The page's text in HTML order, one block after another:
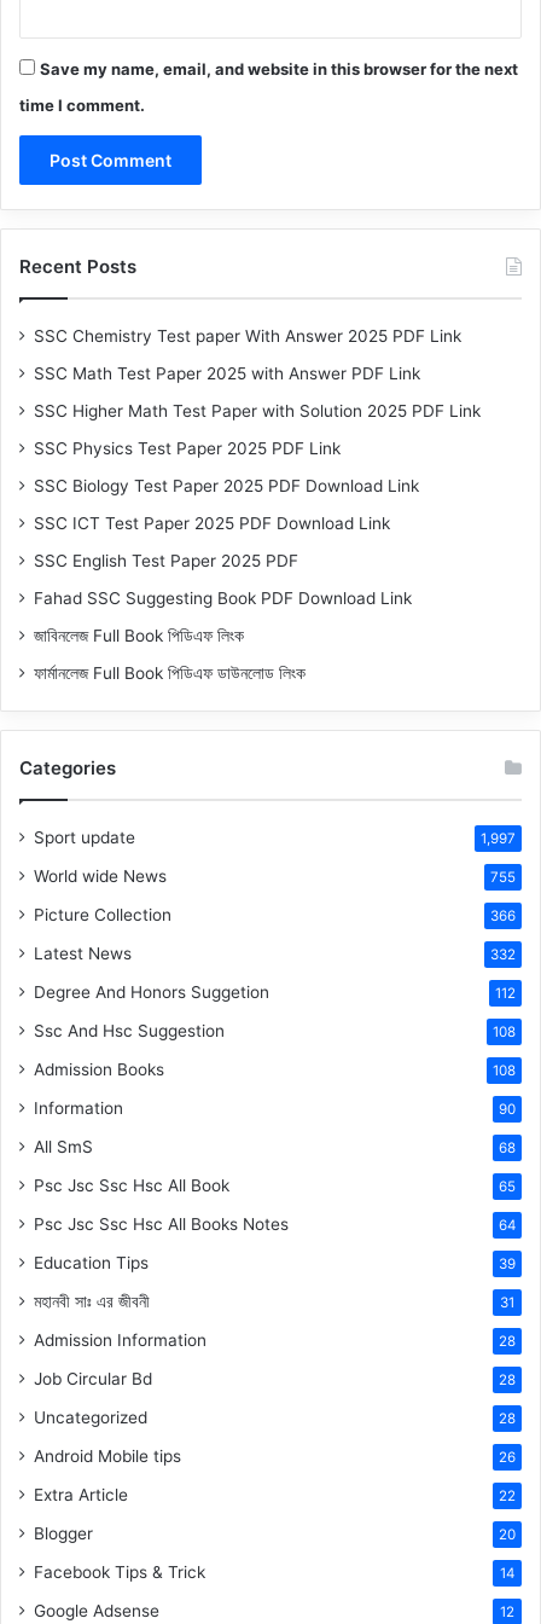
Save my name, email, and website in this browser for the next
time I comment.
Recent Posts
SSC Chemistry Test paper With Answer 2025 PDF Link
SSC Math Test Paper 2025 with Answer PDF Link
SSC Higher Math Test Paper with Solution 2025 PDF Link
SSC Physics Test Paper 2025 PDF Link
SSC Biology Test Paper 2025 PDF Download Link
SSC ICT Test Paper 2025 PDF Download Link
SSC English Test Paper 2025 PDF
Fahad SSC Suggesting Book PDF Download Link
জাবিনলেজ Full Book পিডিএফ লিংক
ফার্মানলেজ Full Book পিডিএফ ডাউনলোড লিংক
Categories
Sport update 1,997
World wide News 755
Picture Collection 366
Latest News 332
Degree And Honors Suggetion 112
Ssc And Hsc Suggestion 108
Admission Books 108
Information 90
All SmS 68
Psc Jsc Ssc Hsc All Book 65
Psc Jsc Ssc Hsc All Books Notes 64
Education Tips 39
মহানবী সাঃ এর জীবনী 31
Admission Information 28
Job Circular Bd 28
Uncategorized 28
Android Mobile tips 26
Extra Article 22
Blogger 20
Facebook Tips & Trick 14
Google Adsense 12